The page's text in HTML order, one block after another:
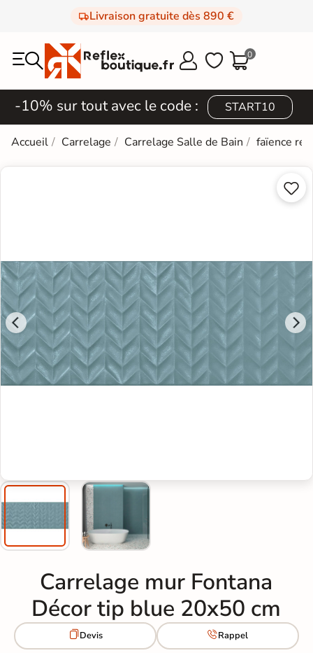
Livraison gratuite dès 890 €
  0
-10% sur tout avec le code : START10
Accueil Carrelage Carrelage Salle de Bain faïence


Carrelage mur Fontana
Décor tip blue 20x50 cm
Devis Rappel